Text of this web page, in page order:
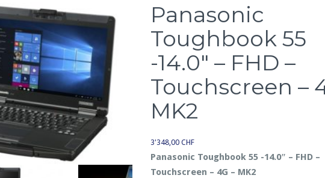
Panasonic
Toughbook 55
-14.0″ – FHD –
Touchscreen –
MK2
3'348,00 CHF
Panasonic Toughbook 55 -14.0″ – FHD –
Touchscreen – 4G – MK2